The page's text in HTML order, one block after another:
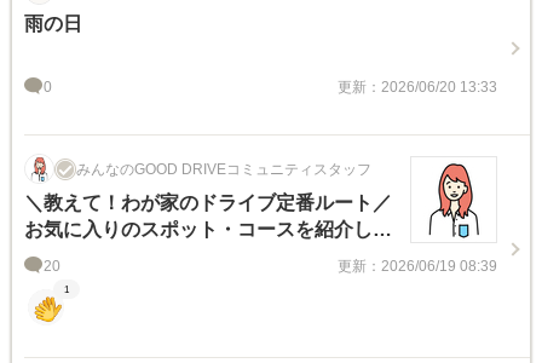
雨の日
0 更新：2026/06/20 13:33
みんなのGOOD DRIVEコミュニティスタッフ
＼教えて！わが家のドライブ定番ルート／
お気に入りのスポット・コースを紹介しよ
う♪20 更新：2026/06/19 08:39
1